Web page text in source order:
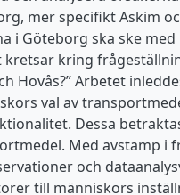
mer specifikt Askim
i Göteborg ska ske
kring
Hovås?” Arbetet
val av
Dessa
Med avstamp
och
till människors